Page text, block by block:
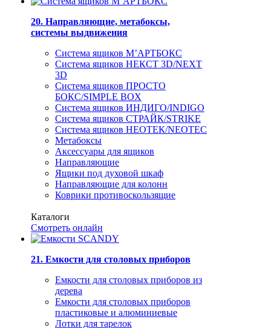
20. Направляющие, метабоксы,
системы выдвижения
Система ящиков М’АРТБОКС
Система ящиков НЕКСТ 3D/NEXT
3D
Система ящиков ПРОСТО
БОКС/SIMPLE BOX
Система ящиков ИНДИГО/INDIGO
Система ящиков СТРАЙК/STRIKE
Система ящиков НЕОТЕК/NEOTEC
Метабоксы
Аксессуары для ящиков
Направляющие
Ящики под духовой шкаф
Направляющие для колонн
Коврики противоскользящие
Каталоги
Смотреть онлайн
21. Емкости для столовых приборов
Емкости для столовых приборов из
дерева
Емкости для столовых приборов
пластиковые и алюминиевые
Лотки для тарелок